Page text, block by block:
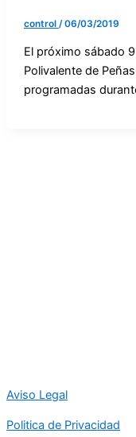
control /06/03/2019
El próximo sábado
Polivalente de
programadas
Aviso Legal
Politica de Privacidad